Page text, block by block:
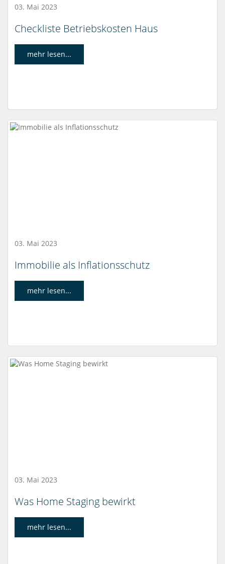
03. Mai 2023
Checkliste Betriebskosten Haus
mehr lesen...
03. Mai 2023
Immobilie als Inflationsschutz
mehr lesen...
03. Mai 2023
Was Home Staging bewirkt
mehr lesen...